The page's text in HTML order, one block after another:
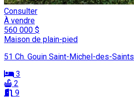
Consulter
À vendre
560 000 $
Maison de plain-pied
51 Ch. Gouin Saint-Michel-des-Saints
3
2
9